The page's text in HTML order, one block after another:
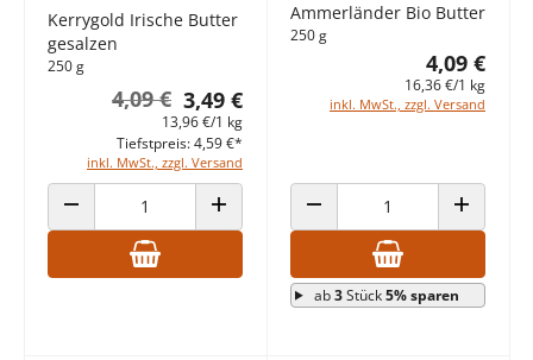
Kerrygold Irische Butter
gesalzen
250 g
3,49 €
4,09 €
13,96 €/1 kg
inkl. MwSt., zzgl. Versand
Tiefstpreis: 4,59 €*
ANZAHL VERRINGERN ANZAHL ERHÖHEN
Ammerländer Bio Butter
250 g
4,09 €
16,36 €/1 kg
inkl. MwSt., zzgl. Versand
ANZAHL VERRINGERN ANZAHL
ab3Stück5% sparen